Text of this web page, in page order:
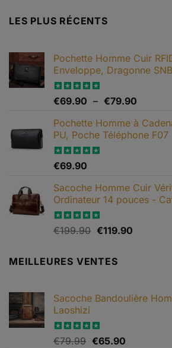
LES PLUS RÉCENTS
Pochette Homme Cuir
Enveloppe, Dragonne
Note5.00
€69.90 – €79.90
prix :
€69.90
Pochette Homme à
PU, Poche Téléphone F07
Note4.67
€69.90
Sacoche Homme Cuir
Ordinateur 14 pouces -
Note5.00
€199.90 Le
était :
€119.90Le
MEILLEURES VENTES
Sacoche Bandoulière
Laoshizi
Note4.88
€79.99 Le
€65.90Le